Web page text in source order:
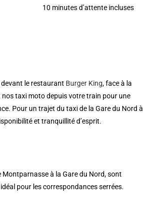
10 minutes d’attente incluses
le restaurant Burger King, face à la
nos taxi moto depuis votre train pour une
Pour un trajet du taxi de la Gare du Nord à
et tranquillité d’esprit.
Montparnasse à la Gare du Nord, sont
pour les correspondances serrées.